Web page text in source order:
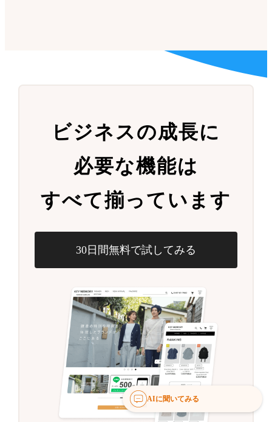
ビジネスの成長に
必要な機能は
すべて揃っています
30日間無料で試してみる
AIに聞いてみる